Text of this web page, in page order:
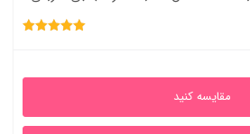
سرچ)
2,250,000ریال
مقایسه کنید